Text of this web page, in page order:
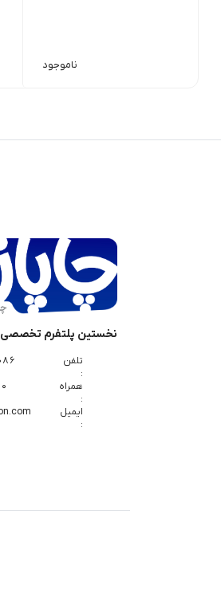
ناموجود
نخستین پلتفرم
تلفن
:
021
همراه
:
ایمیل
: